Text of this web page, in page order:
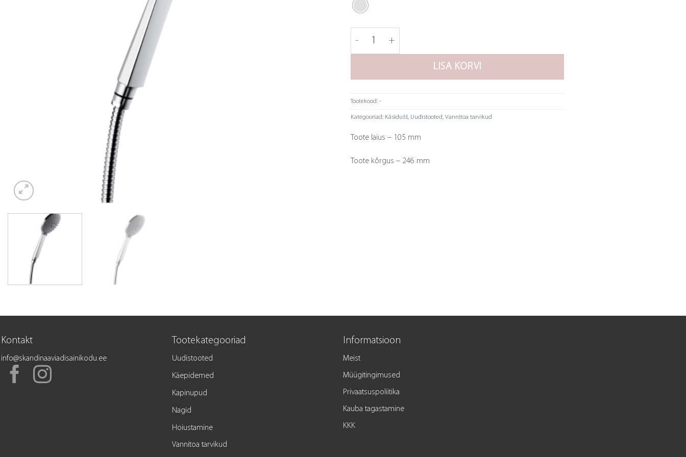
Tapwell käsidušš ZDOC104 kogus
LISA KORVI
Tootekood: -
Kategooriad: Käsidušš, Uudistooted, Vannitoa tarvikud
Toote laius – 105 mm
Toote kõrgus – 246 mm
Kontakt
info@skandinaaviadisainikodu.ee
Tootekategooriad
Uudistooted
Käepidemed
Kapinupud
Nagid
Hoiustamine
Vannitoa tarvikud
Informatsioon
Meist
Müügitingimused
Privaatsuspoliitika
Kauba tagastamine
KKK